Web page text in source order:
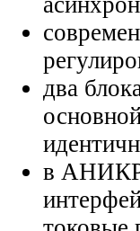
два
в